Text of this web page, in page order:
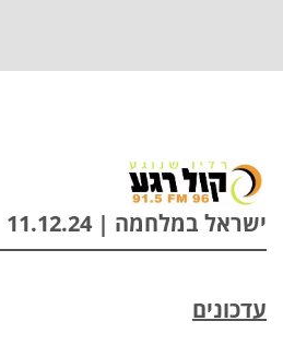
ישראל במלחמה | 11.12.24
עדכונים